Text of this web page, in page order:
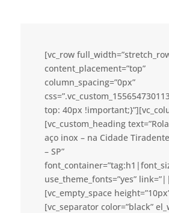
[vc_row
content_placement=”top”
column_spacing=”0px”
top: 40px
[vc_custom_heading
aço inox – na Cidade
– SP”
use_theme_fonts=”yes”
[vc_empty_space
[vc_separator color=”black”